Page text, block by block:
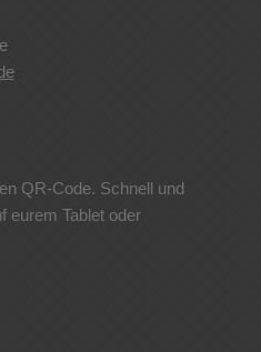
QR-Code. Schnell und
eurem Tablet oder